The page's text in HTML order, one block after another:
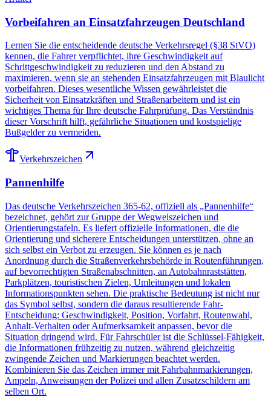
Vorbeifahren an Einsatzfahrzeugen Deutschland
Lernen Sie die entscheidende deutsche Verkehrsregel (§38 StVO)
kennen, die Fahrer verpflichtet, ihre Geschwindigkeit auf
Schrittgeschwindigkeit zu reduzieren und den Abstand zu
maximieren, wenn sie an stehenden Einsatzfahrzeugen mit Blaulicht
vorbeifahren. Dieses wesentliche Wissen gewährleistet die
Sicherheit von Einsatzkräften und Straßenarbeitern und ist ein
wichtiges Thema für Ihre deutsche Fahrprüfung. Das Verständnis
dieser Vorschrift hilft, gefährliche Situationen und kostspielige
Bußgelder zu vermeiden.
Verkehrszeichen
Pannenhilfe
Das deutsche Verkehrszeichen 365-62, offiziell als „Pannenhilfe“
bezeichnet, gehört zur Gruppe der Wegweiszeichen und
Orientierungstafeln. Es liefert offizielle Informationen, die die
Orientierung und sicherere Entscheidungen unterstützen, ohne an
sich selbst ein Verbot zu erzeugen. Sie können es je nach
Anordnung durch die Straßenverkehrsbehörde in Routenführungen,
auf bevorrechtigten Straßenabschnitten, an Autobahnraststätten,
Parkplätzen, touristischen Zielen, Umleitungen und lokalen
Informationspunkten sehen. Die praktische Bedeutung ist nicht nur
das Symbol selbst, sondern die daraus resultierende Fahr-
Entscheidung: Geschwindigkeit, Position, Vorfahrt, Routenwahl,
Anhalt-Verhalten oder Aufmerksamkeit anpassen, bevor die
Situation dringend wird. Für Fahrschüler ist die Schlüssel-Fähigkeit,
die Informationen frühzeitig zu nutzen, während gleichzeitig
zwingende Zeichen und Markierungen beachtet werden.
Kombinieren Sie das Zeichen immer mit Fahrbahnmarkierungen,
Ampeln, Anweisungen der Polizei und allen Zusatzschildern am
selben Ort.